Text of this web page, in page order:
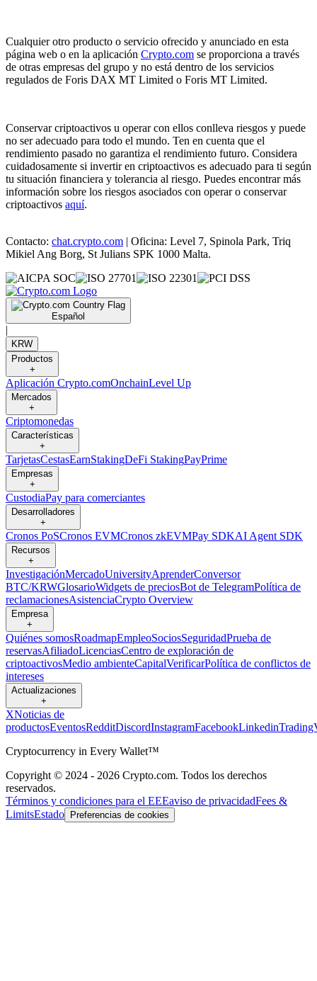
Cualquier otro producto o servicio ofrecido y anunciado en esta
página web o en la aplicación Crypto.com se proporciona a través
de otras empresas del grupo y no está dentro de los servicios
regulados de Foris DAX MT Limited o Foris MT Limited.
Conservar criptoactivos u operar con ellos conlleva riesgos y puede
no ser adecuado para todo el mundo. Ten en cuenta que el
rendimiento pasado no garantiza el rendimiento futuro. Considera
cuidadosamente si invertir en criptoactivos es adecuado para ti según
tu situación financiera y tolerancia al riesgo. Puedes encontrar más
información sobre los riesgos asociados con operar o conservar
criptoactivos aquí.
Contacto: chat.crypto.com | Oficina: Level 7, Spinola Park, Triq
Mikiel Ang Borg, St Julians SPK 1000 Malta.
Español
|
KRW
Productos
+
Aplicación Crypto.comOnchainLevel Up
Mercados
+
Criptomonedas
Características
+
TarjetasCestasEarnStakingDeFi StakingPayPrime
Empresas
+
CustodiaPay para comerciantes
Desarrolladores
+
Cronos PoSCronos EVMCronos zkEVMPay SDKAI Agent SDK
Recursos
+
InvestigaciónMercadoUniversityAprenderConversor
BTC/KRWGlosarioWidgets de preciosBot de TelegramPolítica de
reclamacionesAsistenciaCrypto Overview
Empresa
+
Quiénes somosRoadmapEmpleoSociosSeguridadPrueba de
reservasAfiliadoLicenciasCentro de exploración de
criptoactivosMedio ambienteCapitalVerificarPolítica de conflictos de
intereses
Actualizaciones
+
XNoticias de
productosEventosRedditDiscordInstagramFacebookLinkedin
Cryptocurrency in Every Wallet™
Copyright © 2024 - 2026 Crypto.com. Todos los derechos
reservados.
Términos y condiciones para el EEEaviso de privacidadFees &
LimitsEstado Preferencias de cookies